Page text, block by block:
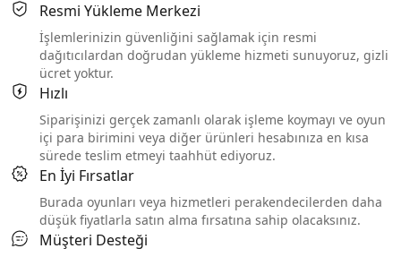
Resmi Yükleme Merkezi
İşlemlerinizin güvenliğini sağlamak için resmi
dağıtıcılardan doğrudan yükleme hizmeti sunuyoruz, gizli
ücret yoktur.
Hızlı
Siparişinizi gerçek zamanlı olarak işleme koymayı ve oyun
içi para birimini veya diğer ürünleri hesabınıza en kısa
sürede teslim etmeyi taahhüt ediyoruz.
En İyi Fırsatlar
Burada oyunları veya hizmetleri perakendecilerden daha
düşük fiyatlarla satın alma fırsatına sahip olacaksınız.
Müşteri Desteği